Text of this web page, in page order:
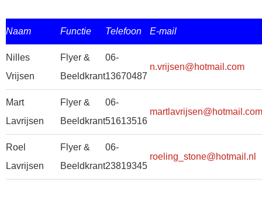
Naam Functie Telefoon E-mail
Nilles
Vrijsen
Flyer &
Beeldkrant
06-
13670487
n.vrijsen@hotmail.com
Mart
Lavrijsen
Flyer &
Beeldkrant
06-
51613516
martlavrijsen@hotmail.com
Roel
Lavrijsen
Flyer &
Beeldkrant
06-
23819345
roeling_stone@hotmail.nl